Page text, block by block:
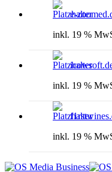
e-
inkl. 19 %
inkl. 19 %
inkl. 19 %